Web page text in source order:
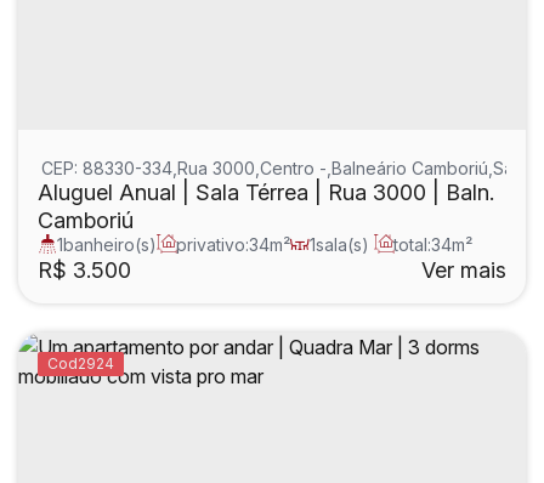
Aluguel Anual | Sala Térrea | Rua 3000 | Baln.
Camboriú
R$ 3.500
CEP: 88330-334 Rua 3000 Centro Balneário Camboriú Santa
1banheiro(s) privativo:34m² 1sala(s) total:34m²
Ver mais
2924